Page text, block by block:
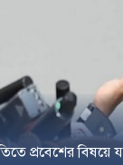
প্রবেশের বিষয়ে